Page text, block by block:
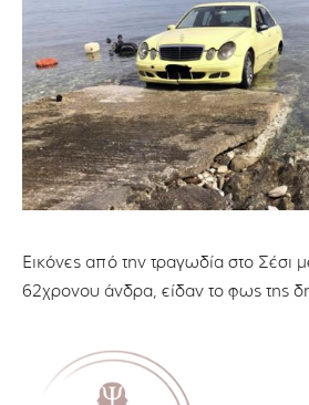
Εικόνες από την τραγωδία στο Σέσι
62χρονου άνδρα, είδαν το φως της